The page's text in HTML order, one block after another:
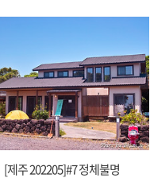
[제주 202205]#7 정체불명